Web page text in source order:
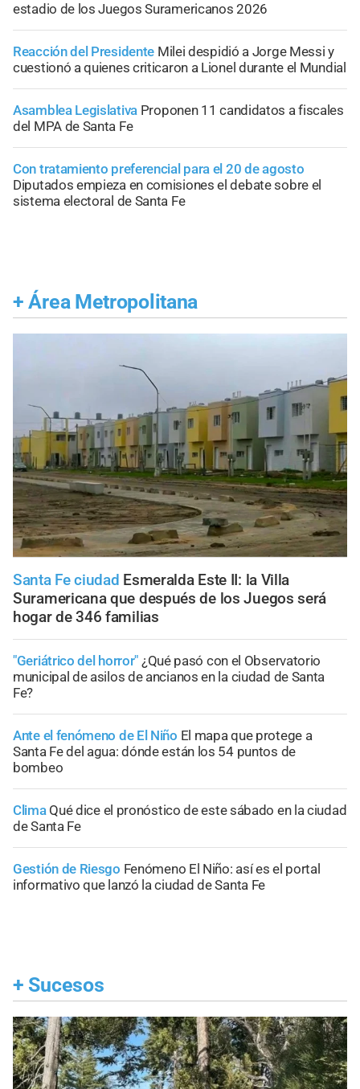
estadio de los Juegos Suramericanos 2026
Reacción del Presidente Milei despidió a Jorge Messi y
cuestionó a quienes criticaron a Lionel durante el Mundial
Asamblea Legislativa Proponen 11 candidatos a fiscales
del MPA de Santa Fe
Con tratamiento preferencial para el 20 de agosto
Diputados empieza en comisiones el debate sobre el
sistema electoral de Santa Fe
+ Área Metropolitana
Santa Fe ciudad Esmeralda Este II: la Villa
Suramericana que después de los Juegos será
hogar de 346 familias
"Geriátrico del horror" ¿Qué pasó con el Observatorio
municipal de asilos de ancianos en la ciudad de Santa
Fe?
Ante el fenómeno de El Niño El mapa que protege a
Santa Fe del agua: dónde están los 54 puntos de
bombeo
Clima Qué dice el pronóstico de este sábado en la ciudad
de Santa Fe
Gestión de Riesgo Fenómeno El Niño: así es el portal
informativo que lanzó la ciudad de Santa Fe
+ Sucesos